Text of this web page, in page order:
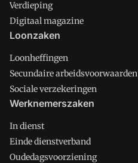
Verdieping
Digitaal magazine
Loonzaken
Loonheffingen
Secundaire arbeidsvoorwaarden
Sociale verzekeringen
Werknemerszaken
In dienst
Einde dienstverband
Oudedagsvoorziening